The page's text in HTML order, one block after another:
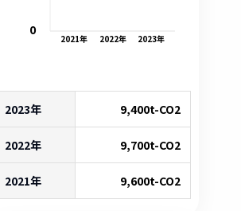
2021年 2022年 2023年
0
2023年 9,400t-CO2
2022年 9,700t-CO2
2021年 9,600t-CO2